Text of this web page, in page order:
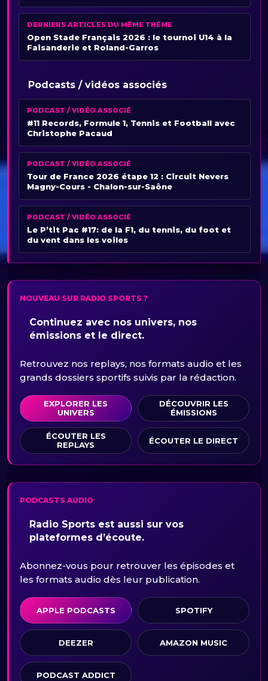
DERNIERS ARTICLES DU MÊME THÈME
Open Stade Français 2026 : le tournoi U14 à la
Faisanderie et Roland-Garros
Podcasts / vidéos associés
PODCAST / VIDÉO ASSOCIÉ
#11 Records, Formule 1, Tennis et Football avec
Christophe Pacaud
PODCAST / VIDÉO ASSOCIÉ
Tour de France 2026 étape 12 : Circuit Nevers
Magny-Cours - Chalon-sur-Saône
PODCAST / VIDÉO ASSOCIÉ
Le P’tit Pac #17: de la F1, du tennis, du foot et
du vent dans les voiles
NOUVEAU SUR RADIO SPORTS ?
Continuez avec nos univers, nos
émissions et le direct.
Retrouvez nos replays, nos formats audio et les
grands dossiers sportifs suivis par la rédaction.
EXPLORER LES
UNIVERS
DÉCOUVRIR LES
ÉMISSIONS
ÉCOUTER LES
REPLAYS
ÉCOUTER LE DIRECT
PODCASTS AUDIO
Radio Sports est aussi sur vos
plateformes d’écoute.
Abonnez-vous pour retrouver les épisodes et
les formats audio dès leur publication.
APPLE PODCASTS SPOTIFY
DEEZER AMAZON MUSIC
PODCAST ADDICT